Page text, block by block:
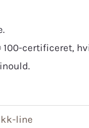
100-certificeret,
line